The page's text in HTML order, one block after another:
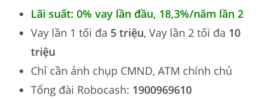
Lãi suất: 0% vay lần đầu, 18,3%/năm lần 2
Vay lần 1 tối đa 5 triệu, Vay lần 2 tối đa 10
triệu
Chỉ cần ảnh chụp CMND, ATM chính chủ
Tổng đài Robocash: 1900969610